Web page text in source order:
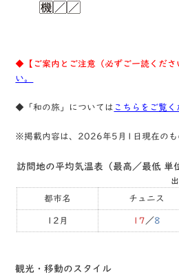
◆【ご案内とご注意（必ずご一読くだ
い。
◆「和の旅」については こちらをご覧く
※掲載内容は、2026年5月1日現在のも
訪問地の平均気温表（最高／最低 単
都市名 チュニス
12月 17 ／ 8
観光・移動のスタイル